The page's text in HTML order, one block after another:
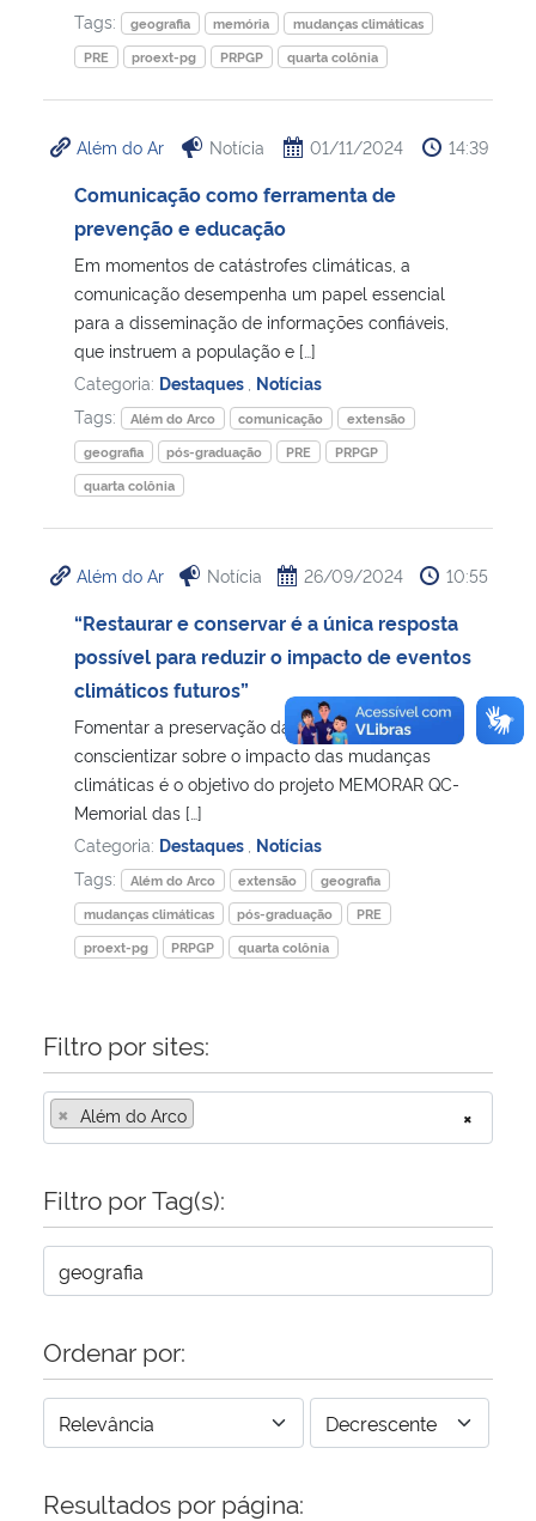
Banco Central do Brasil
Tags:
geografia memória
mudanças climáticas
PRE
proext-pg PRPGP quarta colônia
Além do Ar Notícia 01/11/2024 14:39
Comunicação como ferramenta de
prevenção e educação
Em momentos de catástrofes climáticas, a
comunicação desempenha um papel essencial
para a disseminação de informações confiáveis,
que instruem a população e […]
Categoria: Destaques Notícias
Tags:
Além do Arco comunicação
extensão
geografia
pós-graduação PRE
PRPGP
quarta colônia
Além do Ar Notícia 26/09/2024 10:55
“Restaurar e conservar é a única resposta
possível para reduzir o impacto de eventos
climáticos futuros”
Fomentar a preservação da memória e
conscientizar sobre o impacto das mudanças
climáticas é o objetivo do projeto MEMORAR QC-
Memorial das […]
Categoria: Destaques Notícias
Tags:
Além do Arco extensão
geografia
mudanças climáticas
pós-graduação
PRE
proext-pg
PRPGP quarta colônia
Filtro por sites:
×
× Além do Arco
Filtro por Tag(s):
Ordenar por:
Resultados por página: